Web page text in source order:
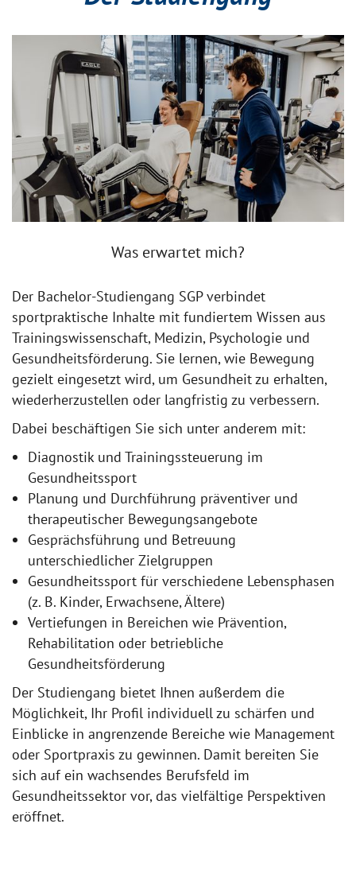
Was erwartet mich?
Der Bachelor-Studiengang SGP verbindet
sportpraktische Inhalte mit fundiertem Wissen aus
Trainingswissenschaft, Medizin, Psychologie und
Gesundheitsförderung. Sie lernen, wie Bewegung
gezielt eingesetzt wird, um Gesundheit zu erhalten,
wiederherzustellen oder langfristig zu verbessern.
Dabei beschäftigen Sie sich unter anderem mit:
Diagnostik und Trainingssteuerung im
Gesundheitssport
Planung und Durchführung präventiver und
therapeutischer Bewegungsangebote
Gesprächsführung und Betreuung
unterschiedlicher Zielgruppen
Gesundheitssport für verschiedene Lebensphasen
(z. B. Kinder, Erwachsene, Ältere)
Vertiefungen in Bereichen wie Prävention,
Rehabilitation oder betriebliche
Gesundheitsförderung
Der Studiengang bietet Ihnen außerdem die
Möglichkeit, Ihr Profil individuell zu schärfen und
Einblicke in angrenzende Bereiche wie Management
oder Sportpraxis zu gewinnen. Damit bereiten Sie
sich auf ein wachsendes Berufsfeld im
Gesundheitssektor vor, das vielfältige Perspektiven
eröffnet.